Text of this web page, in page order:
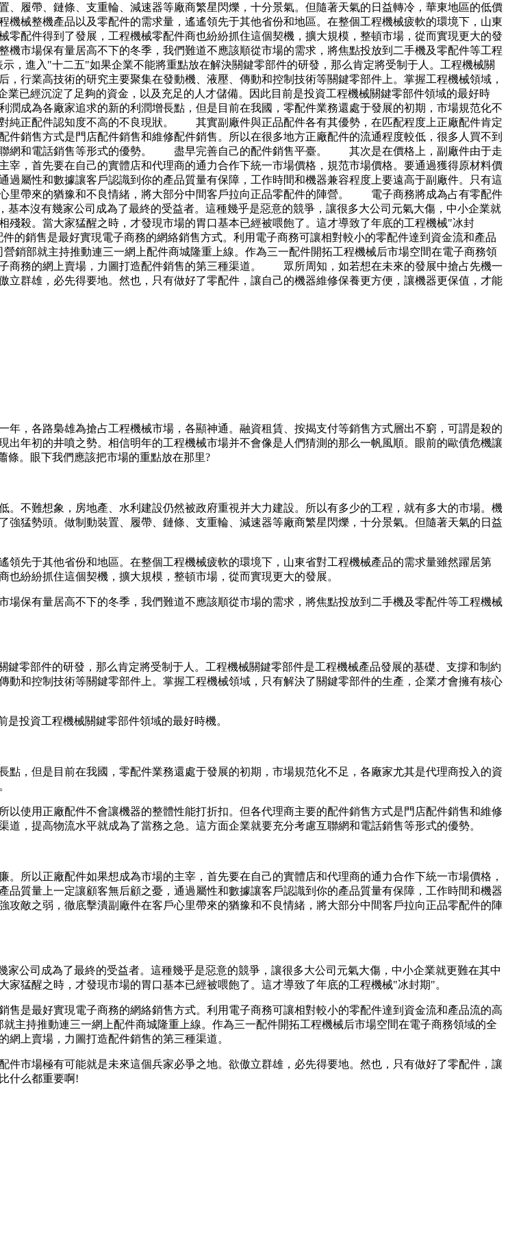
履帶、鏈條、支重輪、減速器等廠商繁星閃爍，十分景氣。但隨著天氣的日益轉冷，華東地區的低價
整機產品以及零配件的需求量，遙遙領先于其他省份和地區。在整個工程機械疲軟的環境下，山東
配件得到了發展，工程機械零配件商也紛紛抓住這個契機，擴大規模，整頓市場，從而實現更大的發
場保有量居高不下的冬季，我們難道不應該順從市場的需求，將焦點投放到二手機及零配件等工程
入"十二五"如果企業不能將重點放在解決關鍵零部件的研發，那么肯定將受制于人。工程機械關
行業高技術的研究主要聚集在發動機、液壓、傳動和控制技術等關鍵零部件上。掌握工程機械領域，
經沉淀了足夠的資金，以及充足的人才儲備。因此目前是投資工程機械關鍵零部件領域的最好時
各廠家追求的新的利潤增長點，但是目前在我國，零配件業務還處于發展的初期，市場規范化不
純正配件認知度不高的不良現狀。 其實副廠件與正品配件各有其優勢，在匹配程度上正廠配件肯定
銷售方式是門店配件銷售和維修配件銷售。所以在很多地方正廠配件的流通程度較低，很多人買不到
聯網和電話銷售等形式的優勢。 盡早完善自己的配件銷售平臺。 其次是在價格上，副廠件由于走
，首先要在自己的實體店和代理商的通力合作下統一市場價格，規范市場價格。要通過獲得原材料價
屬性和數據讓客戶認識到你的產品質量有保障，工作時間和機器兼容程度上要遠高于副廠件。只有這
里帶來的猶豫和不良情緒，將大部分中間客戶拉向正品零配件的陣營。 電子商務將成為占有零配件
沒有幾家公司成為了最終的受益者。這種幾乎是惡意的競爭，讓很多大公司元氣大傷，中小企業就
殺。當大家猛醒之時，才發現市場的胃口基本已經被喂飽了。這才導致了年底的工程機械"冰封
銷售是最好實現電子商務的網絡銷售方式。利用電子商務可讓相對較小的零配件達到資金流和產品
銷部就主持推動連三一網上配件商城隆重上線。作為三一配件開拓工程機械后市場空間在電子商務領
商務的網上賣場，力圖打造配件銷售的第三種渠道。 眾所周知，如若想在未來的發展中搶占先機一
群雄，必先得要地。然也，只有做好了零配件，讓自己的機器維修保養更方便，讓機器更保值，才能
各路梟雄為搶占工程機械市場，各顯神通。融資租賃、按揭支付等銷售方式層出不窮，可謂是殺的
年初的井噴之勢。相信明年的工程機械市場并不會像是人們猜測的那么一帆風順。眼前的歐債危機讓
條。眼下我們應該把市場的重點放在那里?
難想象，房地產、水利建設仍然被政府重視并大力建設。所以有多少的工程，就有多大的市場。機
猛勢頭。做制動裝置、履帶、鏈條、支重輪、減速器等廠商繁星閃爍，十分景氣。但隨著天氣的日益
于其他省份和地區。在整個工程機械疲軟的環境下，山東省對工程機械產品的需求量雖然躍居第
紛紛抓住這個契機，擴大規模，整頓市場，從而實現更大的發展。
有量居高不下的冬季，我們難道不應該順從市場的需求，將焦點投放到二手機及零配件等工程機械
部件的研發，那么肯定將受制于人。工程機械關鍵零部件是工程機械產品發展的基礎、支撐和制約
和控制技術等關鍵零部件上。掌握工程機械領域，只有解決了關鍵零部件的生產，企業才會擁有核心
投資工程機械關鍵零部件領域的最好時機。
但是目前在我國，零配件業務還處于發展的初期，市場規范化不足，各廠家尤其是代理商投入的資
用正廠配件不會讓機器的整體性能打折扣。但各代理商主要的配件銷售方式是門店配件銷售和維修
，提高物流水平就成為了當務之急。這方面企業就要充分考慮互聯網和電話銷售等形式的優勢。
以正廠配件如果想成為市場的主宰，首先要在自己的實體店和代理商的通力合作下統一市場價格，
質量上一定讓顧客無后顧之憂，通過屬性和數據讓客戶認識到你的產品質量有保障，工作時間和機器
敵之弱，徹底擊潰副廠件在客戶心里帶來的猶豫和不良情緒，將大部分中間客戶拉向正品零配件的陣
司成為了最終的受益者。這種幾乎是惡意的競爭，讓很多大公司元氣大傷，中小企業就更難在其中
猛醒之時，才發現市場的胃口基本已經被喂飽了。這才導致了年底的工程機械"冰封期"。
最好實現電子商務的網絡銷售方式。利用電子商務可讓相對較小的零配件達到資金流和產品流的高
主持推動連三一網上配件商城隆重上線。作為三一配件開拓工程機械后市場空間在電子商務領域的全
上賣場，力圖打造配件銷售的第三種渠道。
場極有可能就是未來這個兵家必爭之地。欲傲立群雄，必先得要地。然也，只有做好了零配件，讓
什么都重要啊!